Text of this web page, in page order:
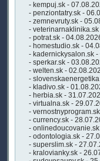
- kempuj.sk -
- penziontatry.sk -
- zemnevruty.sk -
-
- potrat.sk -
- homestudio.sk -
- kadernickysalon.sk
- sperkar.sk -
- welten.sk -
-
- kladivo.sk -
- herbia.sk -
- virtualna.sk -
-
- currency.sk -
-
- odontologia.sk -
- superslim.sk -
- kralovianky.sk -